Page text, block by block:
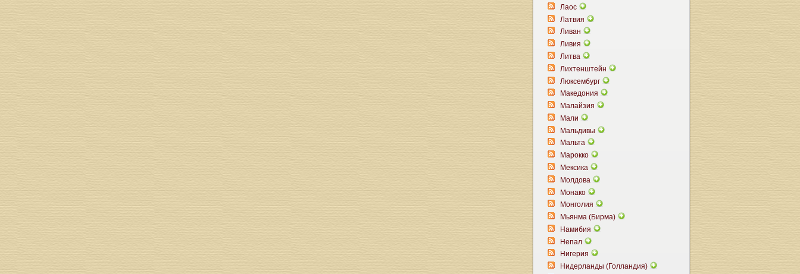
Лаос
Латвия
Ливан
Ливия
Литва
Лихтенштейн
Люксембург
Македония
Малайзия
Мали
Мальдивы
Мальта
Марокко
Мексика
Молдова
Монако
Монголия
Мьянма (Бирма)
Намибия
Непал
Нигерия
Нидерланды (Голландия)